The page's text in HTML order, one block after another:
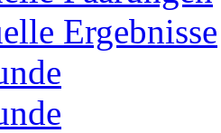
Ergebnisse